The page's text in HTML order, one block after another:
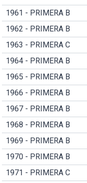
1961 - PRIMERA B
1962 - PRIMERA B
1963 - PRIMERA C
1964 - PRIMERA B
1965 - PRIMERA B
1966 - PRIMERA B
1967 - PRIMERA B
1968 - PRIMERA B
1969 - PRIMERA B
1970 - PRIMERA B
1971 - PRIMERA C